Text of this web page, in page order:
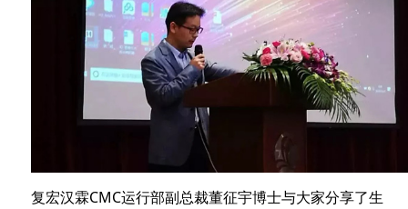
复宏汉霖CMC运行部副总裁董征宇博士与大家分享了生